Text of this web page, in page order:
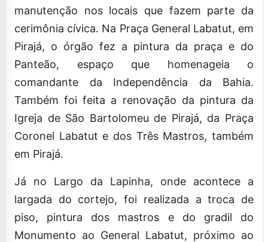
manutenção nos locais que fazem parte da
cerimônia cívica. Na Praça General Labatut, em
Pirajá, o órgão fez a pintura da praça e do
Panteão, espaço que homenageia o
comandante da Independência da Bahia.
Também foi feita a renovação da pintura da
Igreja de São Bartolomeu de Pirajá, da Praça
Coronel Labatut e dos Três Mastros, também
em Pirajá.
Já no Largo da Lapinha, onde acontece a
largada do cortejo, foi realizada a troca de
piso, pintura dos mastros e do gradil do
Monumento ao General Labatut, próximo ao